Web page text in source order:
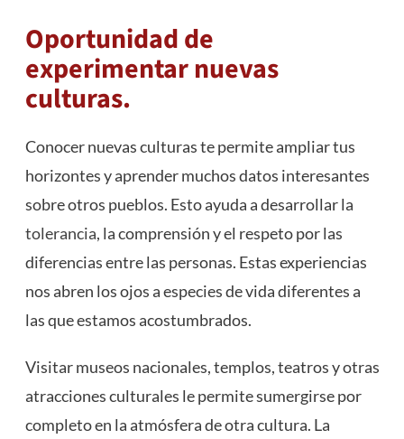
Oportunidad de
experimentar nuevas
culturas.
Conocer nuevas culturas te permite ampliar tus
horizontes y aprender muchos datos interesantes
sobre otros pueblos. Esto ayuda a desarrollar la
tolerancia, la comprensión y el respeto por las
diferencias entre las personas. Estas experiencias
nos abren los ojos a especies de vida diferentes a
las que estamos acostumbrados.
Visitar museos nacionales, templos, teatros y otras
atracciones culturales le permite sumergirse por
completo en la atmósfera de otra cultura. La